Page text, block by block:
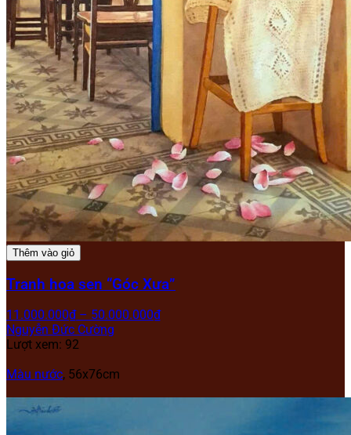
Thêm vào giỏ
Tranh hoa sen “Góc Xưa”
11.000.000₫ – 50.000.000₫
Nguyễn Đức Cường
Lượt xem: 92
Màu nước, 56x76cm